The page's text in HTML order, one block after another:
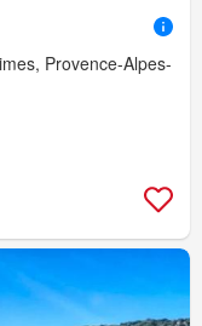
Provence-Alpes-